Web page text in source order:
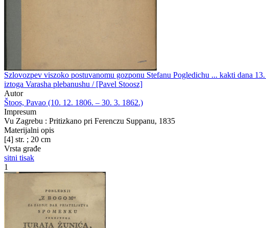
Szlovozpev viszoko postuvanomu gozponu Stefanu Pogledichu ... kakti dana
iztoga Varasha plebanushu / [Pavel Stoosz]
Autor
Štoos, Pavao (10. 12. 1806. – 30. 3. 1862.)
Impresum
Vu Zagrebu : Pritizkano pri Ferenczu Suppanu, 1835
Materijalni opis
[4] str. ; 20 cm
Vrsta građe
sitni tisak
1